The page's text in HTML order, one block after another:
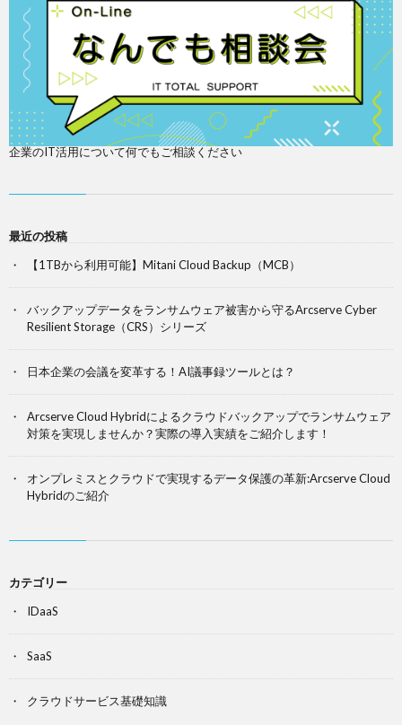
企業のIT活用について何でもご相談ください
最近の投稿
【1TBから利用可能】Mitani Cloud Backup（MCB）
バックアップデータをランサムウェア被害から守るArcserve Cyber
Resilient Storage（CRS）シリーズ
日本企業の会議を変革する！AI議事録ツールとは？
Arcserve Cloud Hybridによるクラウドバックアップでランサムウェア
対策を実現しませんか？実際の導入実績をご紹介します！
オンプレミスとクラウドで実現するデータ保護の革新:Arcserve Cloud
Hybridのご紹介
カテゴリー
IDaaS
SaaS
クラウドサービス基礎知識